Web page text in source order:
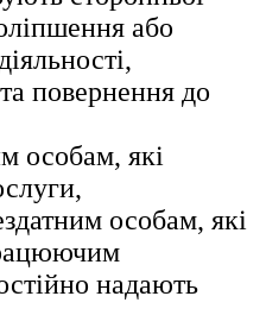
або
та повернення до
особам, які
особам, які
надають